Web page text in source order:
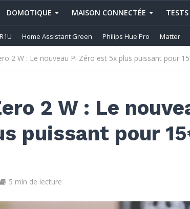
DOMOTIQUE MAISON CONNECTÉE TESTS
Home Assistant Green Philips Hue Pro Matter
2 W : Le nouveau Pi Zéro est 5x plus puissant pour
2 W : Le
puissant pour
5 min de lecture